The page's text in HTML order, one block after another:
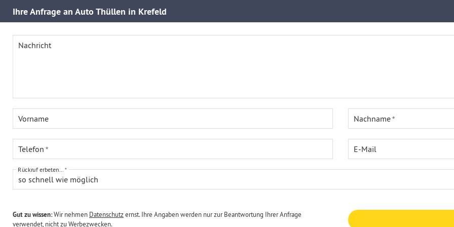
IhreAnfrage an Auto Thüllen in Krefeld
Nachricht
Vorname Nachname
Telefon E-Mail
so schnell wie möglich
Rückruf erbeten...
Gut zu wissen:Wir nehmen Datenschutzernst. Ihre Angaben werden nur zur Beantwortung Ihrer Anfrage
verwendet, nicht zu Werbezwecken.